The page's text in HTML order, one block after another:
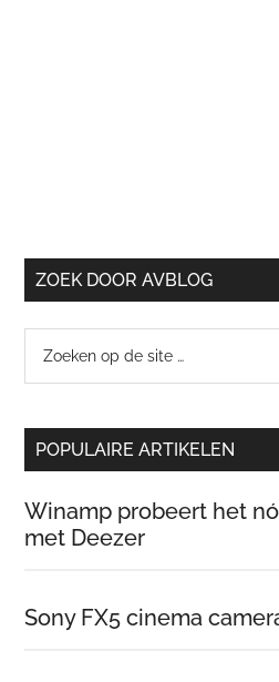
ZOEK DOOR AVBLOG
site
POPULAIRE ARTIKELEN
Winamp probeert het
met Deezer
Sony FX5 cinema